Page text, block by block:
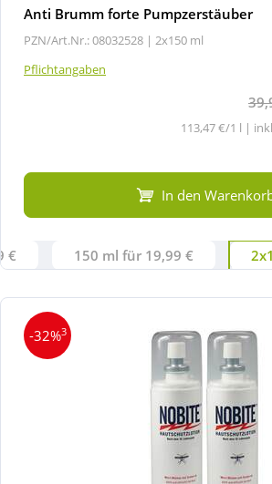
Anti Brumm forte Pumpzerstäuber
PZN/Art.Nr.: 08032528 | 2x150 ml
Pflichtangaben
113,47 €/1 l |
In den
€ 150 ml für 19,99 €
-32%3